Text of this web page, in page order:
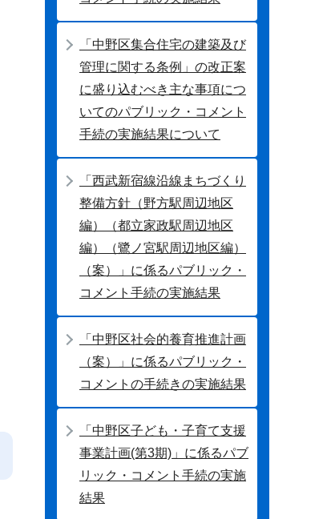
「中野区集合住宅の建築及び
管理に関する条例」の改正案
に盛り込むべき主な事項につ
いてのパブリック・コメント
手続の実施結果について
「西武新宿線沿線まちづくり
整備方針（野方駅周辺地区
編）（都立家政駅周辺地区
編）（鷺ノ宮駅周辺地区編）
（案）」に係るパブリック・
コメント手続の実施結果
「中野区社会的養育推進計画
（案）」に係るパブリック・
コメントの手続きの実施結果
「中野区子ども・子育て支援
事業計画(第3期)」に係るパブ
リック・コメント手続の実施
結果